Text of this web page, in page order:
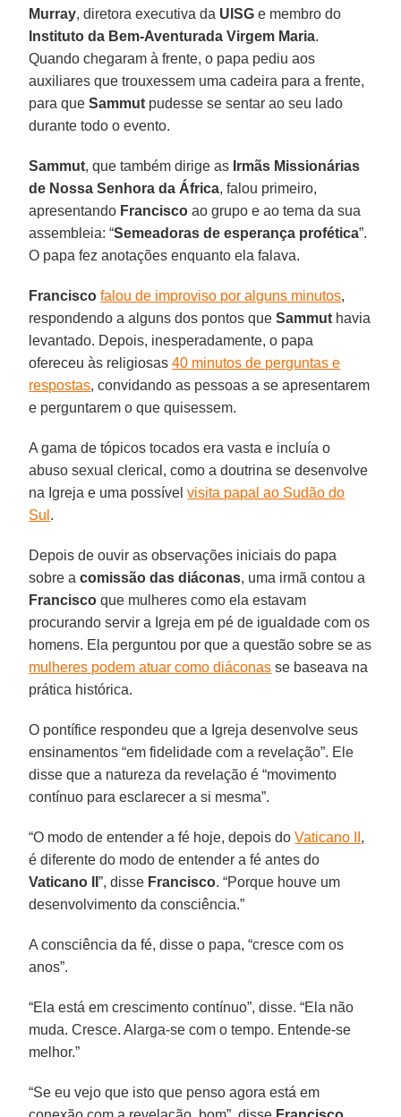
Murray, diretora executiva da UISG e membro do
Instituto da Bem-Aventurada Virgem Maria.
Quando chegaram à frente, o papa pediu aos
auxiliares que trouxessem uma cadeira para a frente,
para queSammut pudesse se sentar ao seu lado
durante todo o evento.
Sammut, que também dirige as Irmãs Missionárias
de Nossa Senhora da África, falou primeiro,
apresentando Francisco ao grupo e ao tema da sua
assembleia: “Semeadoras de esperança profética”.
O papa fez anotações enquanto ela falava.
Francisco falou de improviso por alguns minutos,
respondendo a alguns dos pontos queSammut havia
levantado. Depois, inesperadamente, o papa
ofereceu às religiosas40 minutos de perguntas e
respostas, convidando as pessoas a se apresentarem
e perguntarem o que quisessem.
A gama de tópicos tocados era vasta e incluía o
abuso sexual clerical, como a doutrina se desenvolve
na Igreja e uma possívelvisita papal ao Sudão do
Sul .
Depois de ouvir as observações iniciais do papa
sobre acomissão das diáconas, uma irmã contou a
Francisco que mulheres como ela estavam
procurando servir a Igreja em pé de igualdade com os
homens. Ela perguntou por que a questão sobre se as
mulheres podem atuar como diáconas se baseava na
prática histórica.
O pontífice respondeu que a Igreja desenvolve seus
ensinamentos “em fidelidade com a revelação”. Ele
disse que a natureza da revelação é “movimento
contínuo para esclarecer a si mesma”.
“O modo de entender a fé hoje, depois doVaticano II ,
é diferente do modo de entender a fé antes do
Vaticano II”, disse Francisco. “Porque houve um
desenvolvimento da consciência.”
A consciência da fé, disse o papa, “cresce com os
anos”.
“Ela está em crescimento contínuo”, disse. “Ela não
muda. Cresce. Alarga-se com o tempo. Entende-se
melhor.”
“Se eu vejo que isto que penso agora está em